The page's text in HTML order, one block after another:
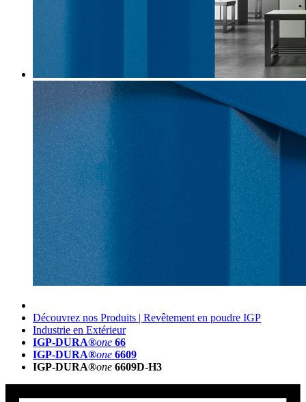
Découvrez nos Produits | Revêtement en poudre IGP
Industrie en Extérieur
IGP-DURA®one 66
IGP-DURA®one 6609
IGP-DURA®one 6609D-H3